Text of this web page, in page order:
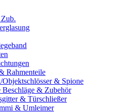
Rahmenteile
Objektschlösser & Spione
Beschläge & Zubehör
& Türschließer
& Umleimer